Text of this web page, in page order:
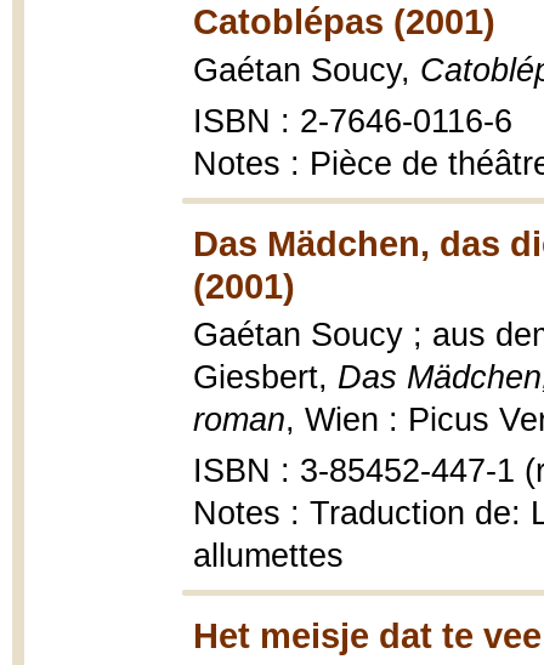
Catoblépas (2001)
Gaétan Soucy,
ISBN : 2-7646-0116-6
Notes : Pièce de
Das Mädchen, das
(2001)
Gaétan Soucy ; aus
Giesbert, Das
roman, Wien : Picus
ISBN : 3-85452-447-1
Notes : Traduction de:
allumettes
Het meisje dat te